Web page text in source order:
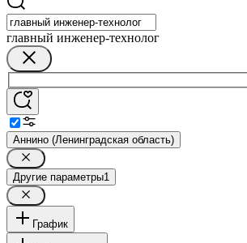
главный инженер-технолог
Аннино (Ленинградская область)
Другие параметры1
График